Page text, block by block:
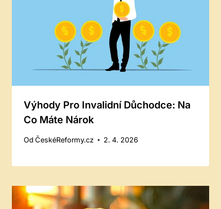
Výhody Pro Invalidní Důchodce: Na
Co Máte Nárok
Od ČeskéReformy.cz 2. 4. 2026